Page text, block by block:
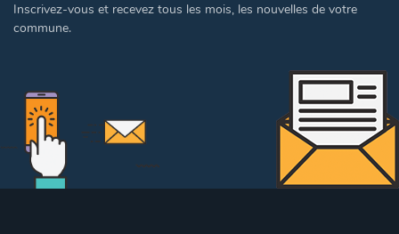
Inscrivez-vous et recevez tous les mois, les nouvelles de votre
commune.